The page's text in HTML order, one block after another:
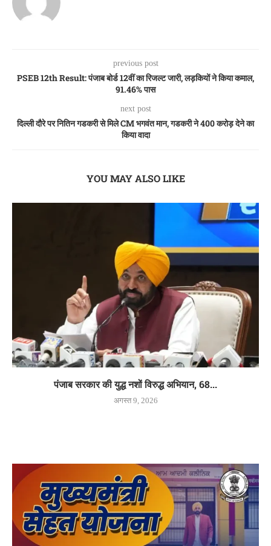
previous post
PSEB 12th Result: पंजाब बोर्ड 12वीं का रिजल्ट जारी, लड़कियों ने किया कमाल,
91.46% पास
next post
दिल्ली दौरे पर नितिन गडकरी से मिले CM भगवंत मान, गडकरी ने 400 करोड़ देने का
किया वादा
YOU MAY ALSO LIKE
पंजाब सरकार की युद्ध नशों विरुद्ध अभियान, 68...
अगस्त 9, 2026